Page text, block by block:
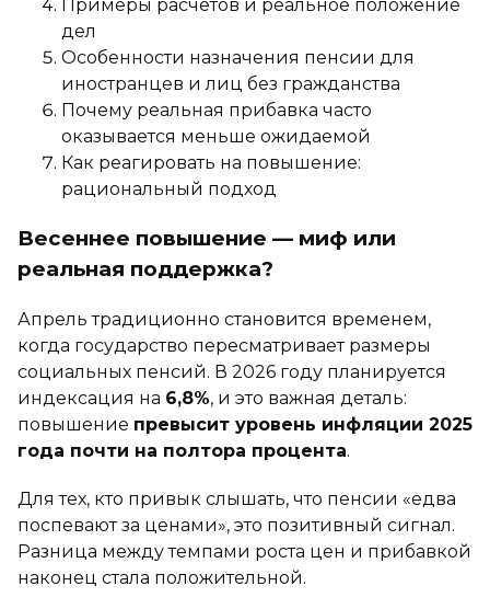
Примеры расчетов и реальное положение
дел
Особенности назначения пенсии для
иностранцев и лиц без гражданства
Почему реальная прибавка часто
оказывается меньше ожидаемой
Как реагировать на повышение:
рациональный подход
Весеннее повышение — миф или
реальная поддержка?
Апрель традиционно становится временем,
когда государство пересматривает размеры
социальных пенсий. В 2026 году планируется
индексация на 6,8%, и это важная деталь:
повышение превысит уровень инфляции 2025
года почти на полтора процента.
Для тех, кто привык слышать, что пенсии «едва
поспевают за ценами», это позитивный сигнал.
Разница между темпами роста цен и прибавкой
наконец стала положительной.